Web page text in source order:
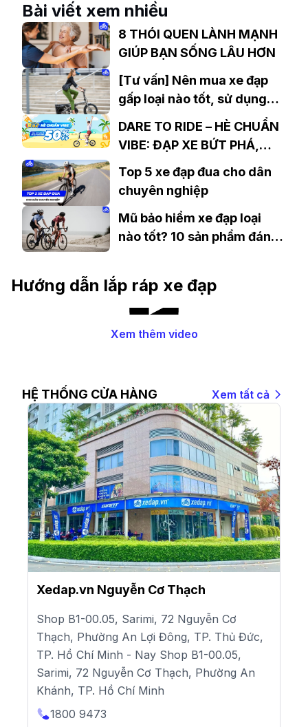
Bài viết xem nhiều
8 THÓI QUEN LÀNH MẠNH
GIÚP BẠN SỐNG LÂU HƠN
[Tư vấn] Nên mua xe đạp
gấp loại nào tốt, sử dụng
DARE TO RIDE – HÈ CHUẨN
VIBE: ĐẠP XE BỨT PHÁ,
GIẢM GIÁ LÊN ĐẾN 50%++
Top 5 xe đạp đua cho dân
chuyên nghiệp
Mũ bảo hiểm xe đạp loại
nào tốt? 10 sản phẩm đáng
Hướng dẫn lắp ráp xe đạp
Xem thêm video
HỆ THỐNG CỬA HÀNG Xem tất cả
Xedap.vn Nguyễn Cơ Thạch
Shop B1-00.05, Sarimi, 72 Nguyễn Cơ
Thạch, Phường An Lợi Đông, TP. Thủ Đức,
TP. Hồ Chí Minh - Nay Shop B1-00.05,
Sarimi, 72 Nguyễn Cơ Thạch, Phường An
Khánh, TP. Hồ Chí Minh
1800 9473